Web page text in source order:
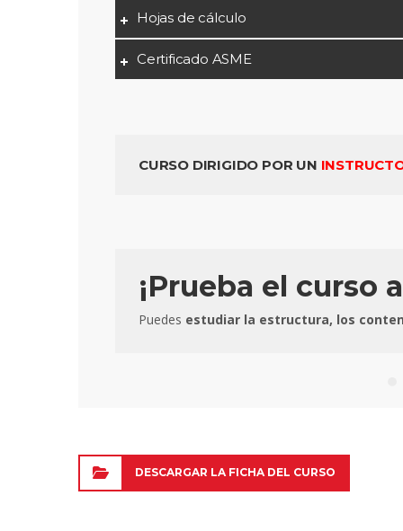
Hojas de cálculo
Certificado ASME
CURSO DIRIGIDO POR UN
¡Prueba el curso
Puedes estudiar la estructura, los
DESCARGAR LA FICHA DEL CURSO
Sin